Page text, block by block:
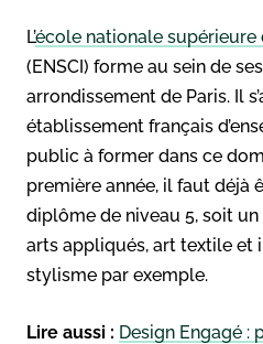
L’école nationale
(ENSCI) forme au sein de
arrondissement de Paris. Il
établissement français
public à former dans ce
première année, il faut déjà
diplôme de niveau 5, soit un
arts appliqués, art textile et
stylisme par exemple.
Lire aussi : Design Engagé :